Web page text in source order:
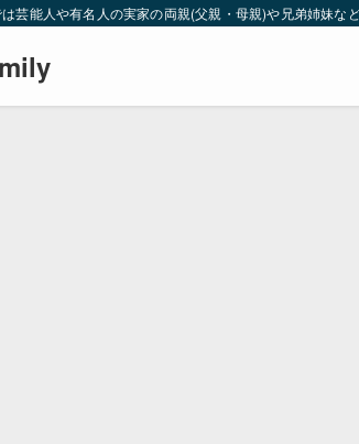
芸能人や有名人の実家の両親(父親・母親)や兄弟姉妹な